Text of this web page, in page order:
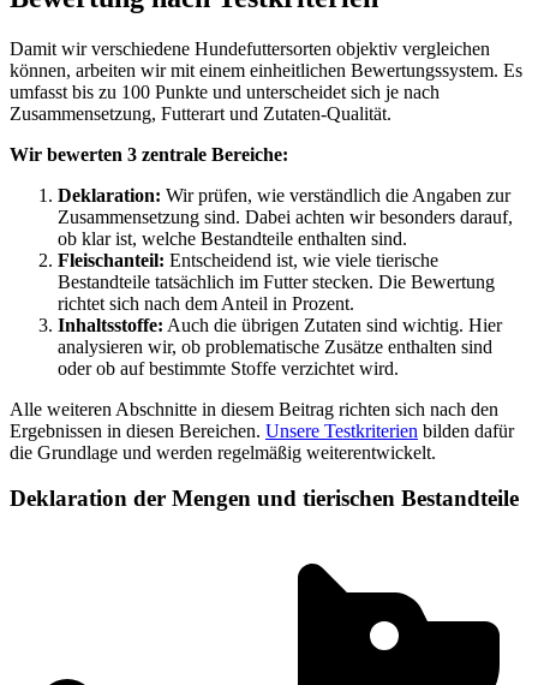
Damit wir verschiedene Hundefuttersorten objektiv vergleichen
können, arbeiten wir mit einem einheitlichen Bewertungssystem. Es
umfasst bis zu 100 Punkte und unterscheidet sich je nach
Zusammensetzung, Futterart und Zutaten-Qualität.
Wir bewerten 3 zentrale Bereiche:
Deklaration: Wir prüfen, wie verständlich die Angaben zur
Zusammensetzung sind. Dabei achten wir besonders darauf,
ob klar ist, welche Bestandteile enthalten sind.
Fleischanteil: Entscheidend ist, wie viele tierische
Bestandteile tatsächlich im Futter stecken. Die Bewertung
richtet sich nach dem Anteil in Prozent.
Inhaltsstoffe: Auch die übrigen Zutaten sind wichtig. Hier
analysieren wir, ob problematische Zusätze enthalten sind
oder ob auf bestimmte Stoffe verzichtet wird.
Alle weiteren Abschnitte in diesem Beitrag richten sich nach den
Ergebnissen in diesen Bereichen. Unsere Testkriterien bilden dafür
die Grundlage und werden regelmäßig weiterentwickelt.
Deklaration der Mengen und tierischen Bestandteile